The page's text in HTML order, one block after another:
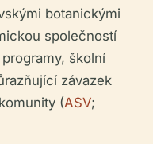
botanickými
společností
školní
závazek
(ASV;